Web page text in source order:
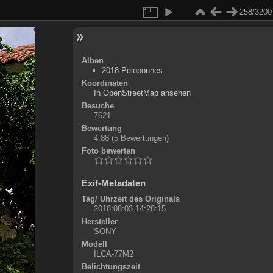
258/3200
Alben
2018 Peloponnes
Koordinaten
+
-
In OpenStreetMap ansehen
Besuche
7621
Bewertung
4.88 (5 Bewertungen)
Foto bewerten
Exif-Metadaten
Tag/ Uhrzeit des Originals
2018:08:03 14:28:15
Hersteller
SONY
Modell
ILCA-77M2
Belichtungszeit